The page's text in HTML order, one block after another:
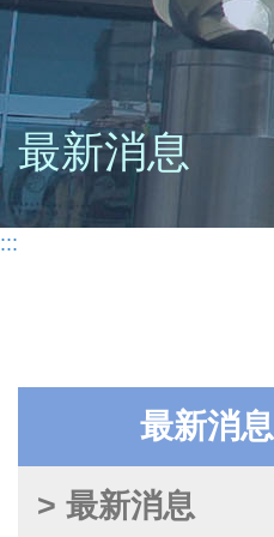
最新消息
:::
最新消息
> 最新消息